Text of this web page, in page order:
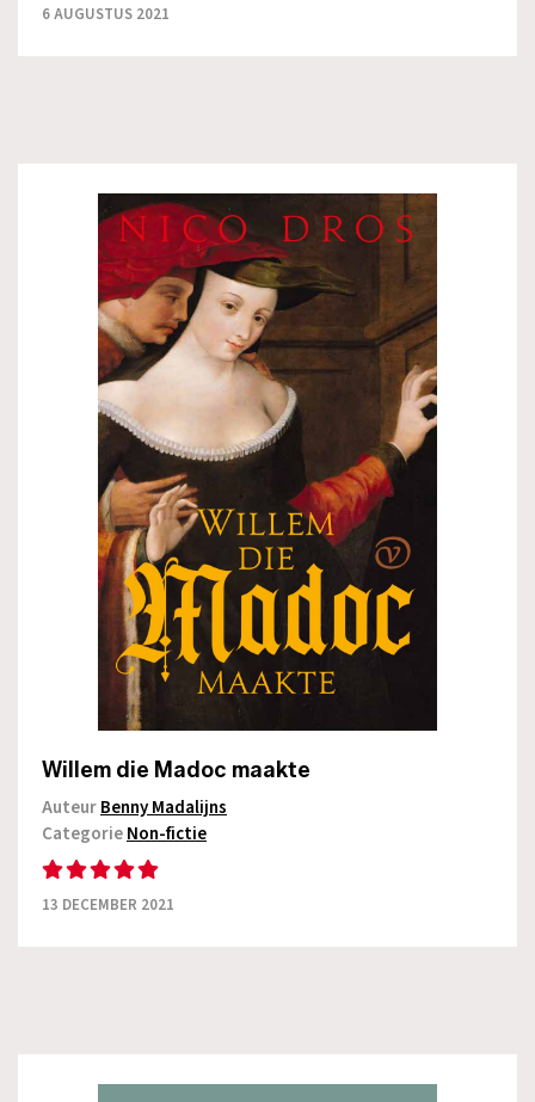
6 AUGUSTUS 2021
Willem die Madoc maakte
AuteurBenny Madalijns
CategorieNon-fictie
13 DECEMBER 2021